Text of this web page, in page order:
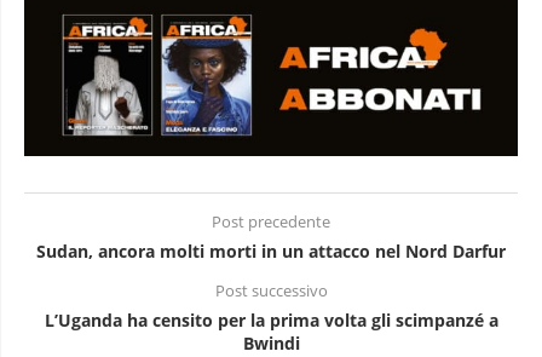
Post precedente
Sudan, ancora molti morti in un attacco nel Nord Darfur
Post successivo
L’Uganda ha censito per la prima volta gli scimpanzé a
Bwindi